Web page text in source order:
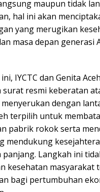
maupun tidak
hal ini akan
yang merugikan
masa depan generasi
IYCTC dan Genita
resmi keberatan
dengan
terpilih untuk
pabrik rokok serta
mendukung
panjang. Langkah ini
kesehatan masyarakat
bagi pertumbuhan